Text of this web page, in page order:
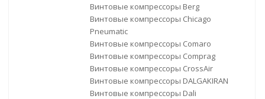
Винтовые компрессоры Berg
Винтовые компрессоры Chicago
Pneumatic
Винтовые компрессоры Comaro
Винтовые компрессоры Comprag
Винтовые компрессоры CrossAir
Винтовые компрессоры DALGAKIRAN
Винтовые компрессоры Dali